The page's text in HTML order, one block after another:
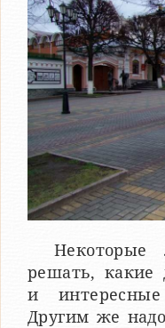
решать, какие
и
Другим же